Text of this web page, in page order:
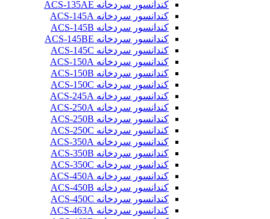
کندانسور سردخانه ACS-135AE
کندانسور سردخانه ACS-145A
کندانسور سردخانه ACS-145B
کندانسور سردخانه ACS-145BE
کندانسور سردخانه ACS-145C
کندانسور سردخانه ACS-150A
کندانسور سردخانه ACS-150B
کندانسور سردخانه ACS-150C
کندانسور سردخانه ACS-245A
کندانسور سردخانه ACS-250A
کندانسور سردخانه ACS-250B
کندانسور سردخانه ACS-250C
کندانسور سردخانه ACS-350A
کندانسور سردخانه ACS-350B
کندانسور سردخانه ACS-350C
کندانسور سردخانه ACS-450A
کندانسور سردخانه ACS-450B
کندانسور سردخانه ACS-450C
کندانسور سردخانه ACS-463A